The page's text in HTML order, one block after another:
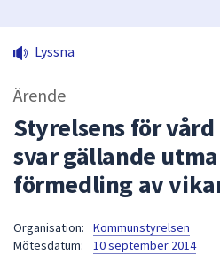
Lyssna
Ärende
Styrelsens för
svar gällande
förmedling av
Organisation:
Kommunstyrelsen
Mötesdatum:
10 september 2014